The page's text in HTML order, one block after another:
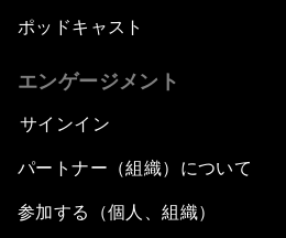
ポッドキャスト
エンゲージメント
サインイン
パートナー（組織）について
参加する（個人、組織）